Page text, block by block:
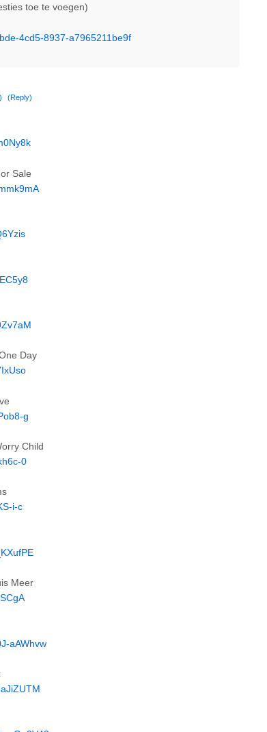
toe te voegen)
4cd5-8937-a7965211be9f
(Reply)
Sale
Day
g
Child
0
i-c
Meer
aAWhvw